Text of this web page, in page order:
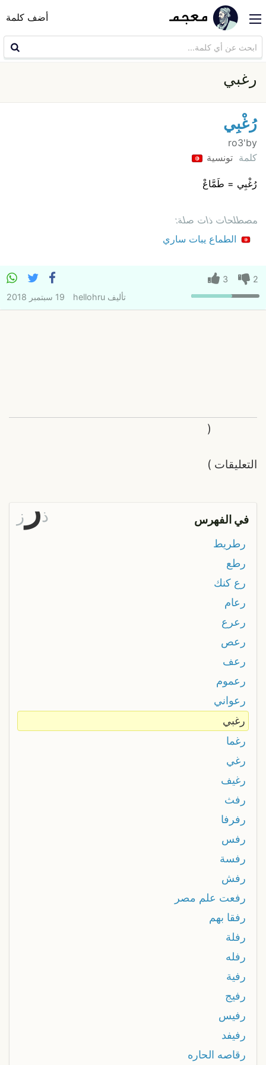
أضف كلمة
رغبي
رُغْبِي
ro3'by
كلمة تونسية
رُغْبِي = طَمَّاعْ
مصطلحات ذات صلة:
الطماع يبات ساري
2
3
تأليفhellohru 19 سبتمبر 2018
التعليقات
(
)
في الفهرس ذر ز
رطريط
رطع
رع كنك
رعام
رعرع
رعص
رعف
رعموم
رعواني
رغبي
رغما
رغي
رغيف
رفث
رفرفا
رفس
رفسة
رفش
رفعت علم مصر
رفقا بهم
رفلة
رفله
رفية
رفيج
رفيس
رفيفد
رقاصه الحاره